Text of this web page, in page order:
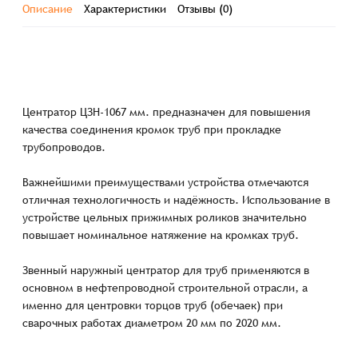
Описание Характеристики Отзывы (0)
Центратор ЦЗН-1067 мм. предназначен для повышения
качества соединения кромок труб при прокладке
трубопроводов.
Важнейшими преимуществами устройства отмечаются
отличная технологичность и надёжность. Использование в
устройстве цельных прижимных роликов значительно
повышает номинальное натяжение на кромках труб.
Звенный наружный центратор для труб применяются в
основном в нефтепроводной строительной отрасли, а
именно для центровки торцов труб (обечаек) при
сварочных работах диаметром 20 мм по 2020 мм.